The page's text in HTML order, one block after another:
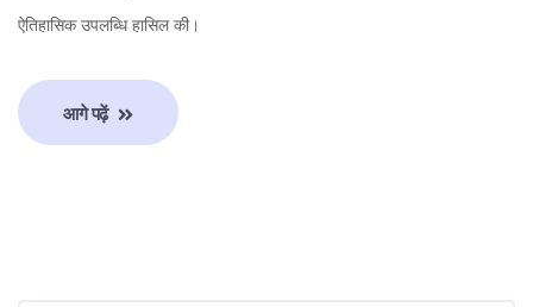
ऐतिहासिक उपलब्धि हासिल की।
आगे पढ़ें